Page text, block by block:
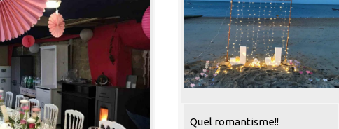
Quel romantisme!!